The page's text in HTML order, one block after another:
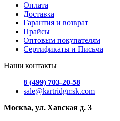
Оплата
Доставка
Гарантия и возврат
Прайсы
Оптовым покупателям
Сертификаты и Письма
Наши контакты
8 (499) 703-20-58
sale@kartridgmsk.com
Москва, ул. Хавская д. 3